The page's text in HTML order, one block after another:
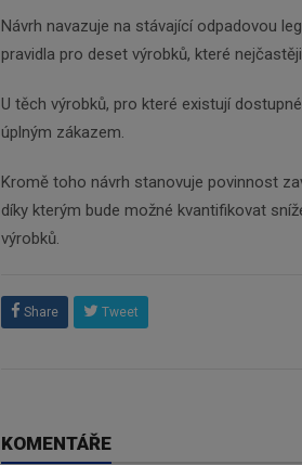
Návrh navazuje na stávající odpadovou
pravidla pro deset výrobků, které
U těch výrobků, pro které existují
úplným zákazem.
Kromě toho návrh stanovuje povinnost
díky kterým bude možné kvantifikovat
výrobků.
Share Tweet
KOMENTÁŘE